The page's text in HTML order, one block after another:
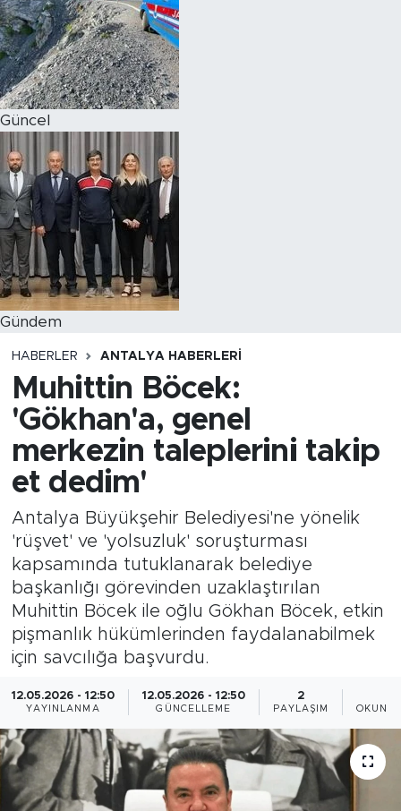
Güncel
Gündem
HABERLER ANTALYA HABERLERI
Muhittin Böcek:
'Gökhan'a, genel
merkezin taleplerini takip
et dedim'
Antalya Büyükşehir Belediyesi'ne yönelik
'rüşvet' ve 'yolsuzluk' soruşturması
kapsamında tutuklanarak belediye
başkanlığı görevinden uzaklaştırılan
Muhittin Böcek ile oğlu Gökhan Böcek, etkin
pişmanlık hükümlerinden faydalanabilmek
için savcılığa başvurdu.
12.05.2026 - 12:50
YAYINLANMA
12.05.2026 - 12:50
GÜNCELLEME
2
PAYLAŞIM
Magazin
Özel Haber
Politika
Resmi İlanlar
Sağlık
Spor
Turizm